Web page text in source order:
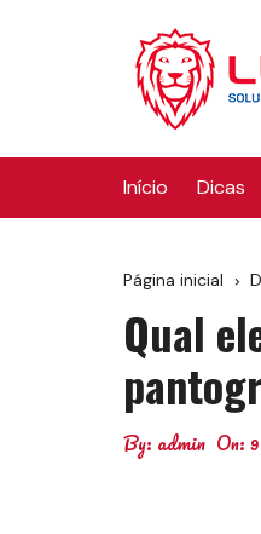
Início Dicas
Página inicial
Qual
By: admin On: